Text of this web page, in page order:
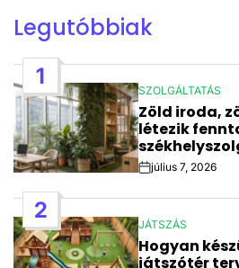
Legutóbbiak
1
POSTED
IN
SZOLGÁLTATÁS
Zöld iroda,
létezik
Postjúlius 7, 2026
2
POSTED
IN
JÁTSZÁS
Hogyan
játszótér